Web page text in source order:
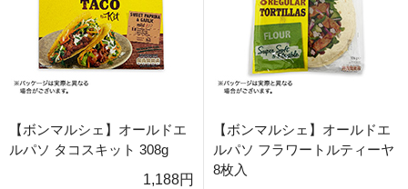
【ボンマルシェ】オールドエ
ルパソ タコスキット 308g
1,188円
【ボンマルシェ】オールドエ
ルパソ フラワートルティーヤ
8枚入